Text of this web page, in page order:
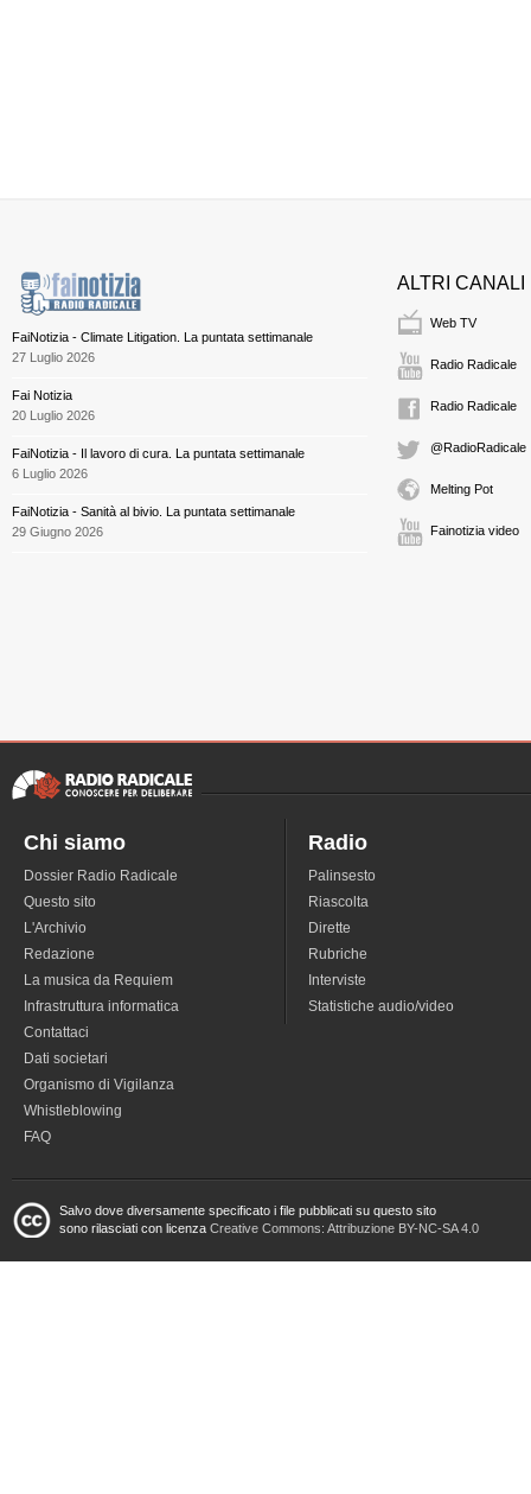
FaiNotizia - Climate Litigation. La puntata settimanale
27 Luglio 2026
Fai Notizia
20 Luglio 2026
FaiNotizia - Il lavoro di cura. La puntata settimanale
6 Luglio 2026
FaiNotizia - Sanità al bivio. La puntata settimanale
29 Giugno 2026
ALTRI CANALI
Web TV
Radio Radicale
Radio Radicale
@RadioRadicale
Melting Pot
Fainotizia video
Chi siamo
Dossier Radio Radicale
Questo sito
L'Archivio
Redazione
La musica da Requiem
Infrastruttura informatica
Contattaci
Dati societari
Organismo di Vigilanza
Whistleblowing
FAQ
Radio
Palinsesto
Riascolta
Dirette
Rubriche
Interviste
Statistiche audio/video
Salvo dove diversamente specificato i file pubblicati su questo sito
sono rilasciati con licenza Creative Commons: Attribuzione BY-NC-SA 4.0